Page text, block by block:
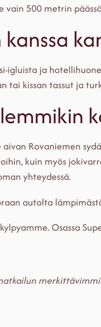
vain 500 metrin
igluista ja
tai kissan tassut ja
aivan Rovaniemen
kuin myös
yhteydessä.
autolta
Osassa